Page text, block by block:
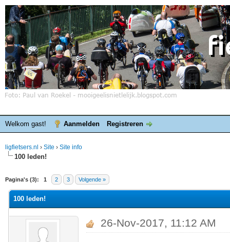
Welkom gast! Aanmelden Registreren
ligfietsers.nl › Site › Site info
100 leden!
Pagina's (3): 1 2 3 Volgende »
waardering is 0
100 leden!
26-Nov-2017, 11:12 AM